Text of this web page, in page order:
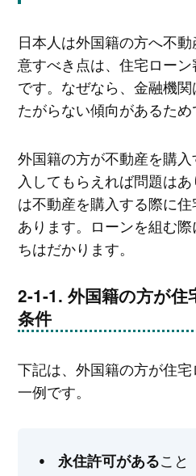
日本人は外国籍の方へ不
意すべき点は、住宅ロー
です。なぜなら、金融機
たがらない傾向があるため
外国籍の方が不動産を購
入してもらえれば問題は
は不動産を購入する際に
あります。ローンを組む
ちはだかります。
外国籍の方が住
条件
下記は、外国籍の方が住
一例です。
永住許可があること